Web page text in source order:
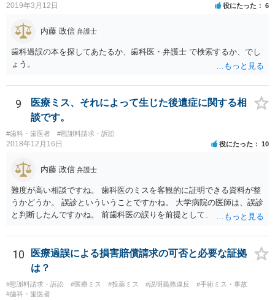
2019年3月12日 役にたった 6
内藤 政信 弁護士
歯科過誤の本を探してあたるか、歯科医・弁護士 で検索するか、でし
ょう。
9
医療ミス、それによって生じた後遺症に関する相
談です。
#歯科・歯医者 #慰謝料請求・訴訟
2018年12月16日 役にたった 10
内藤 政信 弁護士
難度が高い相談ですね。 歯科医のミスを客観的に証明できる資料が整
うかどうか。 誤診といういうことですかね。 大学病院の医師は、誤診
と判断したんですかね。 前歯科医の誤りを前提として、 その医師はど
前医師の診断の誤りに起因するものかどうか、 大学病院の医師は、ど
う見ているんでしょうかね。 歯科医の資格を持ってる弁護士もいます
ね。 そのような弁護士を探すのもいいと思いますね。
10
医療過誤による損害賠償請求の可否と必要な証拠
は？
#慰謝料請求・訴訟 #医療ミス #投薬ミス #説明義務違反
#手術ミス・事故
#歯科・歯医者